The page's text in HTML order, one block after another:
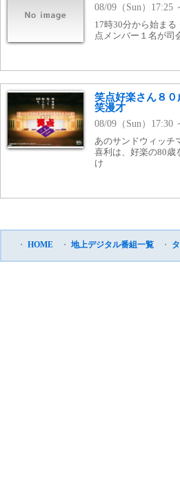
08/09（Sun）17:25
17時30分から始ま
点メンバー１名が司
笑点好楽さん８
笑漫才
08/09（Sun）17:30
あのサンドウィッチ
喜利は、好楽の80
け
・ HOME ・ 地上デジタル番組一覧 ・